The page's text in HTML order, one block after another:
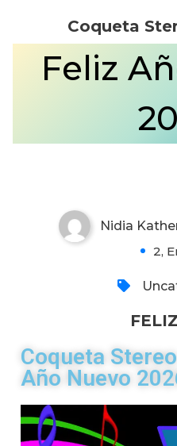
Coqueta
Feliz
Nidia
2,
Coqueta
Año Nuevo